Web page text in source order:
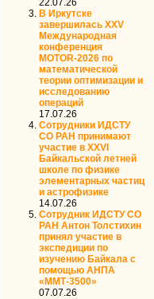
22.07.26
В Иркутске
завершилась XXV
Международная
конференция
MOTOR‑2026 по
математической
теории оптимизации и
исследованию
операций
17.07.26
Сотрудники ИДСТУ
СО РАН принимают
участие в XXVI
Байкальской летней
школе по физике
элементарных частиц
и астрофизике
14.07.26
Сотрудник ИДСТУ СО
РАН Антон Толстихин
принял участие в
экспедиции по
изучению Байкала с
помощью АНПА
«ММТ-3500»
07.07.26